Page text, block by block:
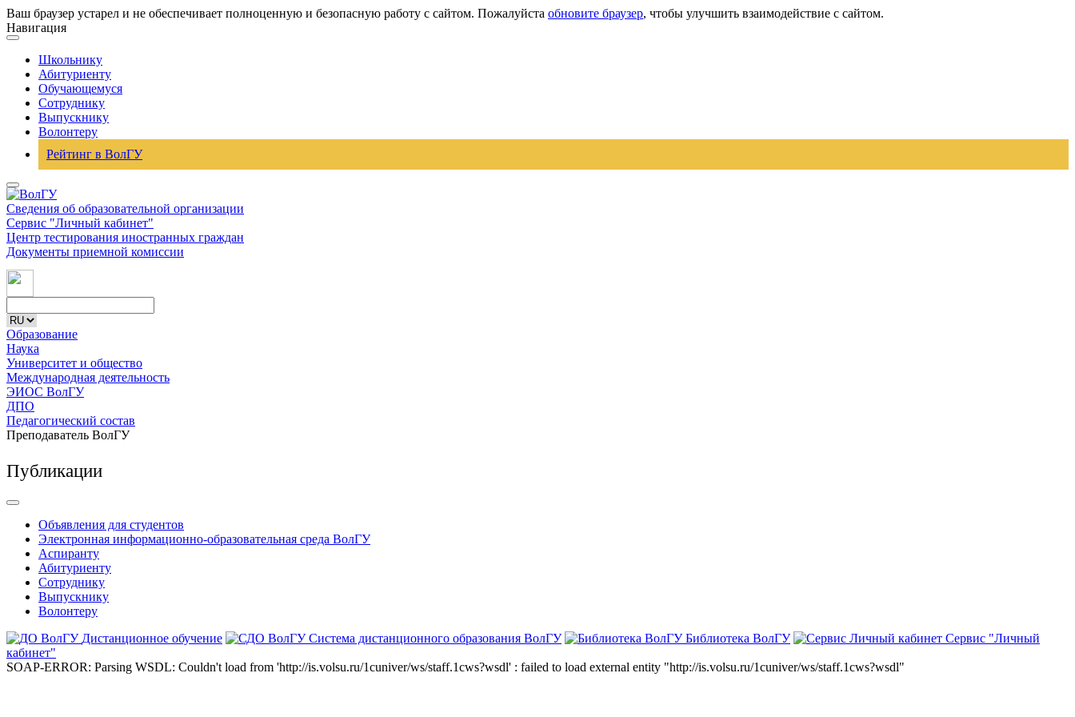
Ваш браузер устарел и не обеспечивает полноценную и безопасную работу с сайтом. Пожалуйста обновите браузер, чтобы улучшить взаимодействие с сайтом.
Навигация
Школьнику
Абитуриенту
Обучающемуся
Сотруднику
Выпускнику
Волонтеру
Рейтинг в ВолГУ
Сведения об образовательной организации
Сервис "Личный кабинет"
Центр тестирования иностранных граждан
Документы приемной комиссии
Образование
Наука
Университет и общество
Международная деятельность
ЭИОС ВолГУ
ДПО
Педагогический состав
Преподаватель ВолГУ
Публикации
Объявления для студентов
Электронная информационно-образовательная среда ВолГУ
Аспиранту
Абитуриенту
Сотруднику
Выпускнику
Волонтеру
Дистанционное обучение
Система дистанционного образования ВолГУ Библиотека ВолГУ
Сервис "Личный
кабинет"
SOAP-ERROR: Parsing WSDL: Couldn't load from 'http://is.volsu.ru/1cuniver/ws/staff.1cws?wsdl' : failed to load external entity "http://is.volsu.ru/1cuniver/ws/staff.1cws?wsdl"